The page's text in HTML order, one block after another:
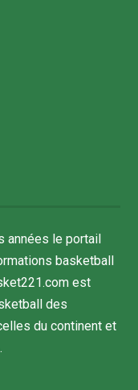
années le portail
basketball
est
des
du continent et